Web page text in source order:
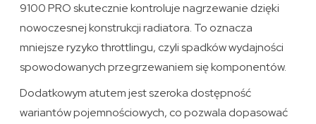
9100 PRO skutecznie kontroluje nagrzewanie dzięki
nowoczesnej konstrukcji radiatora. To oznacza
mniejsze ryzyko throttlingu, czyli spadków wydajności
spowodowanych przegrzewaniem się komponentów.
Dodatkowym atutem jest szeroka dostępność
wariantów pojemnościowych, co pozwala dopasować